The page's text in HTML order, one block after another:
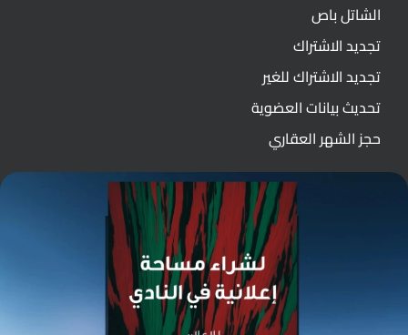
الشاتل باص
تجديد الاشتراك
تجديد الاشتراك للغير
تحديث بيانات العضوية
حجز الشهر العقاري